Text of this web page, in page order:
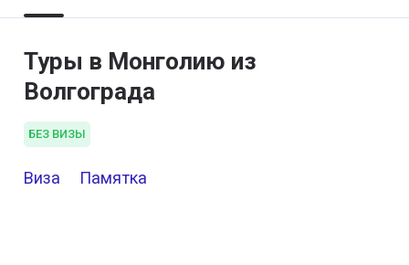
Туры в Монголию из
Волгограда
БЕЗ ВИЗЫ
Виза Памятка